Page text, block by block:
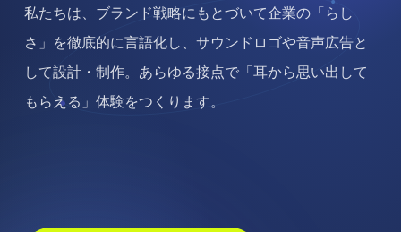
私たちは、ブランド戦略にもとづいて企業の「らし
さ」を徹底的に言語化し、サウンドロゴや音声広告と
して設計・制作。あらゆる接点で「耳から思い出して
もらえる」体験をつくります。